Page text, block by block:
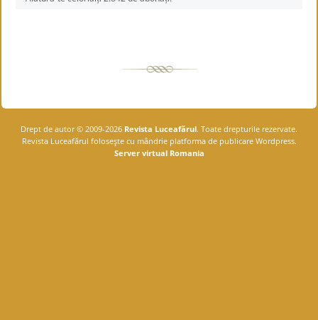
Drept de autor © 2009-2026 Revista Luceafărul. Toate drepturile rezervate.
Revista Luceafărul foloseşte cu mândrie platforma de publicare Wordpress.
Server virtual Romania